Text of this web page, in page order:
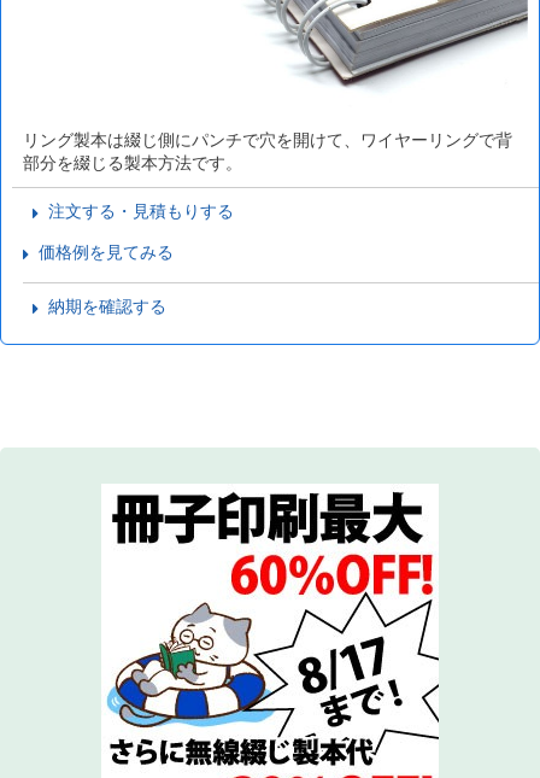
リング製本は綴じ側にパンチで穴を開けて、ワイヤーリングで背
部分を綴じる製本方法です。
注文する・見積もりする
価格例を見てみる
納期を確認する